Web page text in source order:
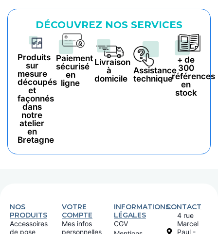
DÉCOUVREZ NOS SERVICES
Produits
sur
mesure
découpés
et
façonnés
dans
notre
atelier
en
Bretagne
Paiement
sécurisé
en
ligne
Livraison
à
domicile
Assistance
technique
+ de
300
références
en
stock
NOS
PRODUITS
Accessoires
de pose
VOTRE
COMPTE
Mes infos
personnelles
INFORMATIONS
LÉGALES
CGV
CONTACT
4 rue
Marcel
Paul -